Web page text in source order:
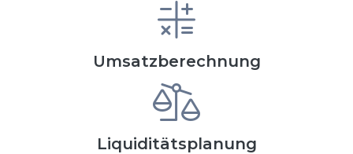
Umsatzberechnung
Liquiditätsplanung